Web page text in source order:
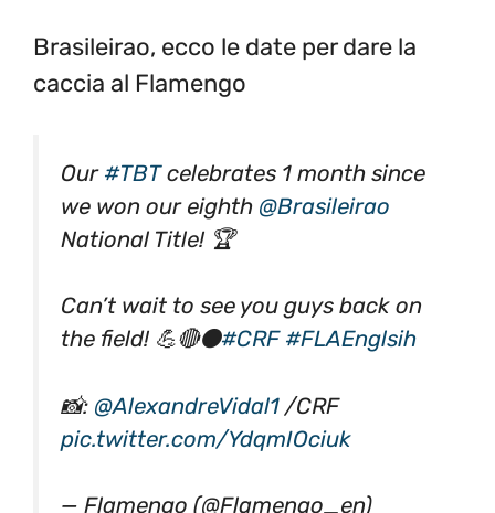
Brasileirao, ecco le date per dare la
caccia al Flamengo
Our #TBTcelebrates 1 month since
we won our eighth
@Brasileirao
National Title! 🏆
Can’t wait to see you guys back on
the field! 💪🔴⚫️#CRF #FLAEnglsih
📸: @AlexandreVidal1 /CRF
pic.twitter.com/YdqmIOciuk
— Flamengo (@Flamengo_en)